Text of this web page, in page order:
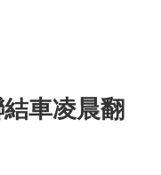
車凌晨翻